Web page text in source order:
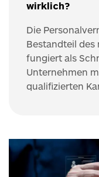
wirklich?
Die
Bestandteil des
fungiert als
Unternehmen
qualifizierten
suchen. Ziel ist
geht es nicht
Lebensläufen,
Prozess, der